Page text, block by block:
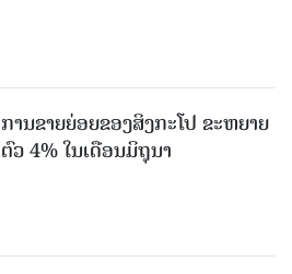
ການຂາຍຍ່ອຍຂອງສິງກະໂປ ຂະຫຍາຍ
ຕົວ 4% ໃນເດືອນມິຖຸນາ